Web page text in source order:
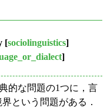
[sociolinguistics]
]
的な問題の1つに，言
界という問題がある．